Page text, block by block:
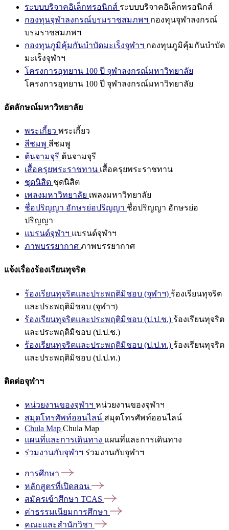
ระบบบริจาคอิเล็กทรอนิกส์ ระบบบริจาคอิเล็กทรอนิกส์
กองทุนจุฬาลงกรณ์บรมราชสมภพฯ กองทุนจุฬาลงกรณ์
บรมราชสมภพฯ
กองทุนภูมิคุ้มกันบำบัดมะเร็งจุฬาฯ กองทุนภูมิคุ้มกันบำบัด
มะเร็งจุฬาฯ
โครงการอุทยาน 100 ปี จุฬาลงกรณ์มหาวิทยาลัย
โครงการอุทยาน 100 ปี จุฬาลงกรณ์มหาวิทยาลัย
อัตลักษณ์มหาวิทยาลัย
พระเกี้ยว พระเกี้ยว
สีชมพู สีชมพู
ต้นจามจุรี ต้นจามจุรี
เสื้อครุยพระราชทาน เสื้อครุยพระราชทาน
ชุดนิสิต ชุดนิสิต
เพลงมหาวิทยาลัย เพลงมหาวิทยาลัย
ชื่อปริญญา อักษรย่อปริญญา ชื่อปริญญา อักษรย่อ
ปริญญา
แบรนด์จุฬาฯ แบรนด์จุฬาฯ
ภาพบรรยากาศ ภาพบรรยากาศ
แจ้งเรื่องร้องเรียนทุจริต
ร้องเรียนทุจริตและประพฤติมิชอบ (จุฬาฯ) ร้องเรียนทุจริต
และประพฤติมิชอบ (จุฬาฯ)
ร้องเรียนทุจริตและประพฤติมิชอบ (ป.ป.ช.) ร้องเรียนทุจริต
และประพฤติมิชอบ (ป.ป.ช.)
ร้องเรียนทุจริตและประพฤติมิชอบ (ป.ป.ท.) ร้องเรียนทุจริต
และประพฤติมิชอบ (ป.ป.ท.)
ติดต่อจุฬาฯ
หน่วยงานของจุฬาฯ หน่วยงานของจุฬาฯ
สมุดโทรศัพท์ออนไลน์ สมุดโทรศัพท์ออนไลน์
Chula Map Chula Map
แผนที่และการเดินทาง แผนที่และการเดินทาง
ร่วมงานกับจุฬาฯ ร่วมงานกับจุฬาฯ
การศึกษา
หลักสูตรที่เปิดสอน
สมัครเข้าศึกษา TCAS
ค่าธรรมเนียมการศึกษา
คณะและสำนักวิชา